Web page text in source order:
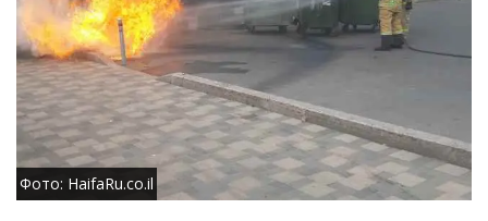
Фото: HaifaRu.co.il